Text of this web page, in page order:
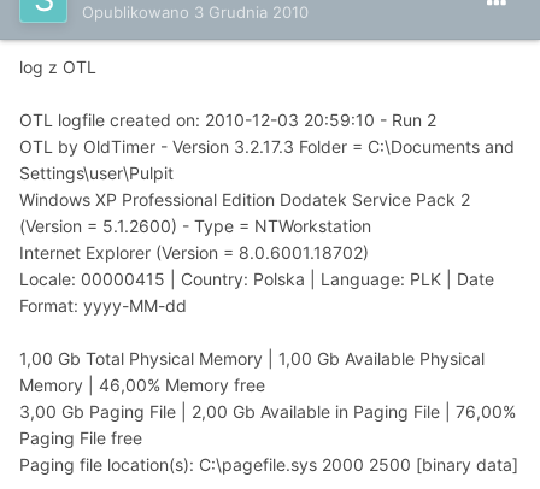
Opublikowano 3 Grudnia 2010
log z OTL
OTL logfile created on: 2010-12-03 20:59:10 - Run 2
OTL by OldTimer - Version 3.2.17.3 Folder = C:\Documents and
Settings\user\Pulpit
Windows XP Professional Edition Dodatek Service Pack 2
(Version = 5.1.2600) - Type = NTWorkstation
Internet Explorer (Version = 8.0.6001.18702)
Locale: 00000415 | Country: Polska | Language: PLK | Date
Format: yyyy-MM-dd
1,00 Gb Total Physical Memory | 1,00 Gb Available Physical
Memory | 46,00% Memory free
3,00 Gb Paging File | 2,00 Gb Available in Paging File | 76,00%
Paging File free
Paging file location(s): C:\pagefile.sys 2000 2500 [binary data]